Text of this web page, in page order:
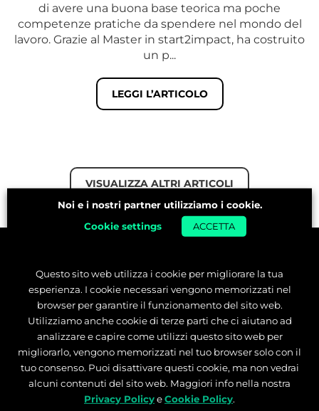
di avere una buona base teorica ma poche
competenze pratiche da spendere nel mondo del
lavoro. Grazie al Master in start2impact, ha costruito
un p...
LEGGI L’ARTICOLO
VISUALIZZA ALTRI ARTICOLI
Noi e i nostri partner utilizziamo i cookie.
Cookie settings
ACCETTA
Questo sito web utilizza i cookie per migliorare la tua
esperienza. I cookie necessari vengono memorizzati nel
browser per garantire il funzionamento del sito web.
Utilizziamo anche cookie di terze parti che ci aiutano ad
analizzare e capire come utilizzi questo sito web per
migliorarlo, vengono memorizzati nel tuo browser solo con il
tuo consenso. Puoi disattivare questi cookie, ma non vedrai
alcuni contenuti del sito web. Maggiori info nella nostra
Privacy PolicyeCookie Policy.